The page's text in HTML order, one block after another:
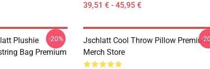
39,51 € - 45,95 €
Plushie
Bag Premium
-20%
Jschlatt Cool Throw Pillow Premium
Merch Store
-